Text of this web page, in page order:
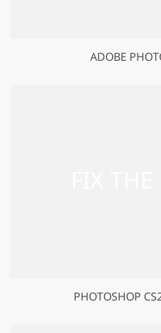
ADOBE
PHOTOSHOP